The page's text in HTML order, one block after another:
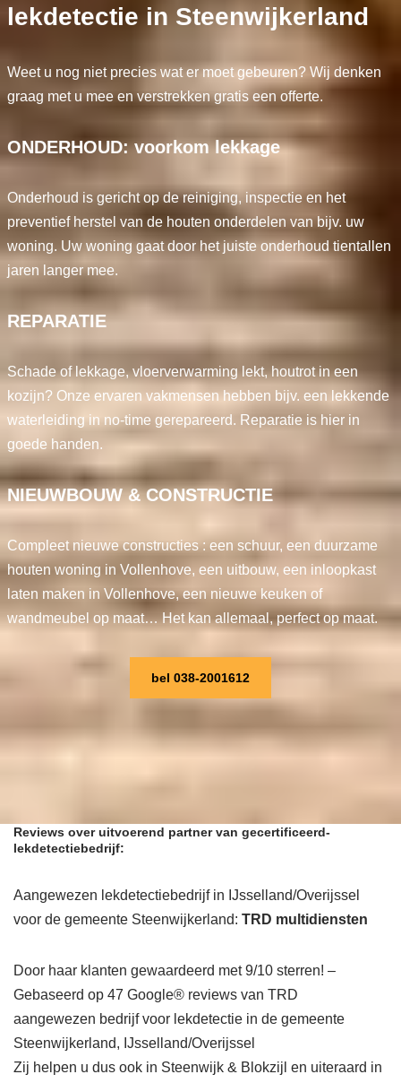
lekdetectie in Steenwijkerland
Weet u nog niet precies wat er moet gebeuren? Wij denken
graag met u mee en verstrekken gratis een offerte.
ONDERHOUD: voorkom lekkage
Onderhoud is gericht op de reiniging, inspectie en het
preventief herstel van de houten onderdelen van bijv. uw
woning. Uw woning gaat door het juiste onderhoud tientallen
jaren langer mee.
REPARATIE
Schade of lekkage, vloerverwarming lekt, houtrot in een
kozijn? Onze ervaren vakmensen hebben bijv. een lekkende
waterleiding in no-time gerepareerd. Reparatie is hier in
goede handen.
NIEUWBOUW & CONSTRUCTIE
Compleet nieuwe constructies : een schuur, een duurzame
houten woning in Vollenhove, een uitbouw, een inloopkast
laten maken in Vollenhove, een nieuwe keuken of
wandmeubel op maat… Het kan allemaal, perfect op maat.
bel 038-2001612
Reviews over uitvoerend partner van gecertificeerd-
lekdetectiebedrijf:
Aangewezen lekdetectiebedrijf in IJsselland/Overijssel
voor de gemeente Steenwijkerland: TRD multidiensten
Door haar klanten gewaardeerd met 9/10 sterren! –
Gebaseerd op 47 Google® reviews van TRD
aangewezen bedrijf voor lekdetectie in de gemeente
Steenwijkerland, IJsselland/Overijssel
Zij helpen u dus ook in Steenwijk & Blokzijl en uiteraard in